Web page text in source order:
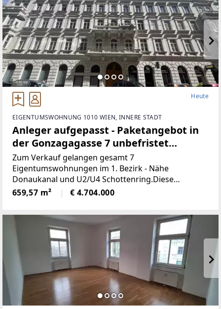
Heute
EIGENTUMSWOHNUNG 1010 WIEN, INNERE STADT
Anleger aufgepasst - Paketangebot in
der Gonzagagasse 7 unbefristet
vermietete Wohnungen
Zum Verkauf gelangen gesamt 7
Eigentumswohnungen im 1. Bezirk - Nähe
Donaukanal und U2/U4 Schottenring.Diese
verfügen über eine Gesamtfläche von ca 660m² und
sind als 2 bis 5 Zimmer Wohnungen angelegt.Die
659,57 m² € 4.704.000